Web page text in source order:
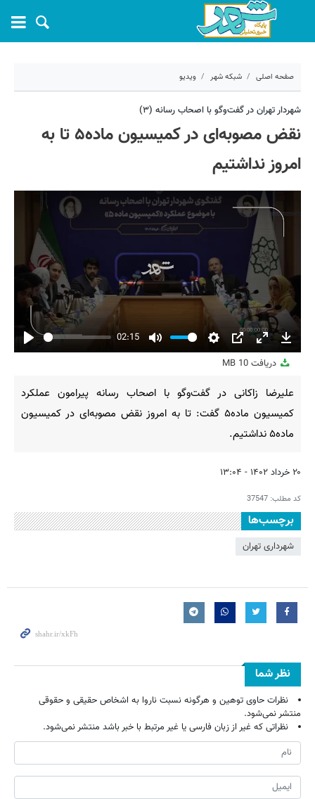
صفحه اصلی شبکه شهر ویدیو
۲۰ خرداد ۱۴۰۲ - ۱۳:۰۴
کد مطلب:37547
شهردار تهران در گفت‌وگو با اصحاب رسانه (۳)
نقض مصوبه‌ای در کمیسیون ماده۵ تا به
امروز نداشتیم
Play
02:15
Mute
Settings
PIP
Enter
fullscreen
دریافت 10 MB
علیرضا زاکانی در گفت‌وگو با اصحاب رسانه پیرامون عملکرد
کمیسیون ماده۵ گفت: تا به امروز نقض مصوبه‌ای در کمیسیون
ماده۵ نداشتیم.
۲۰ خرداد ۱۴۰۲ - ۱۳:۰۴
کد مطلب: 37547
برچسب‌ها
شهرداری تهران
نظر شما
نظرات حاوی توهین و هرگونه نسبت ناروا به اشخاص حقیقی و حقوقی
منتشر نمی‌شود.
نظراتی که غیر از زبان فارسی یا غیر مرتبط با خبر باشد منتشر نمی‌شود.